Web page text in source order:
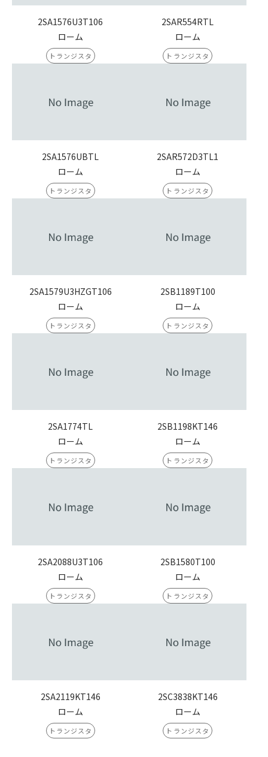
2SA1576U3T106
ローム
トランジスタ
2SAR554RTL
ローム
トランジスタ
2SA1576UBTL
ローム
トランジスタ
2SAR572D3TL1
ローム
トランジスタ
2SA1579U3HZGT106
ローム
トランジスタ
2SB1189T100
ローム
トランジスタ
2SA1774TL
ローム
トランジスタ
2SB1198KT146
ローム
トランジスタ
2SA2088U3T106
ローム
トランジスタ
2SB1580T100
ローム
トランジスタ
2SA2119KT146
ローム
トランジスタ
2SC3838KT146
ローム
トランジスタ